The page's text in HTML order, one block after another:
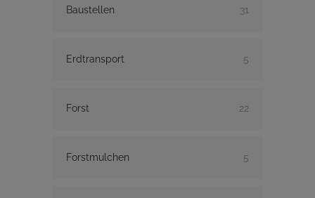
Baustellen 31
Erdtransport 5
Forst 22
Forstmulchen 5